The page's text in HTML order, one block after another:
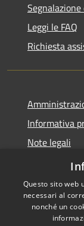
Leggi le FAQ
Richiesta
Informativa
Note legali
Questo sito web
necessari al
nonché un